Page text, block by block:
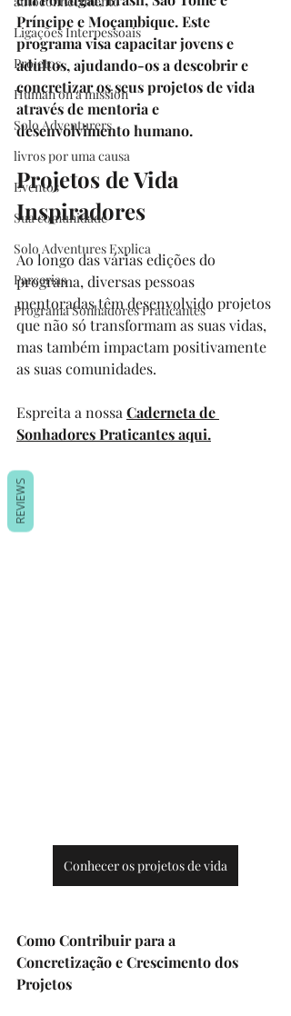
Ligações Interpessoais
Projetos
Human on a mission
Solo Adventurers
livros por uma causa
Eventos
Sua comunidade
Solo Adventures Explica
Parcerias
Programa Sonhadores Praticantes
Príncipe e Moçambique. Este
programa visa capacitar jovens e
adultos, ajudando-os a descobrir e
concretizar os seus projetos de vida
através de mentoria e
desenvolvimento humano.
Projetos de Vida
Inspiradores
Ao longo das várias edições do
programa, diversas pessoas
mentoradas têm desenvolvido projetos
que não só transformam as suas vidas,
mas também impactam positivamente
as suas comunidades.
Espreita a nossa Caderneta de
Sonhadores Praticantes aqui.
Conhecer os projetos de vida
Como Contribuir para a
Concretização e Crescimento dos
Projetos
REVIEWS